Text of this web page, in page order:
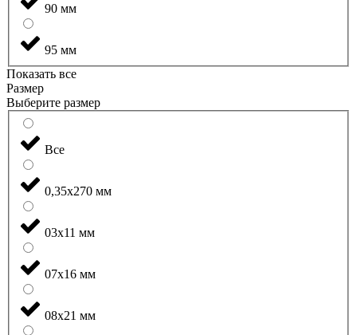
90 мм
95 мм
Показать все
Размер
Выберите размер
Все
0,35x270 мм
03x11 мм
07x16 мм
08x21 мм